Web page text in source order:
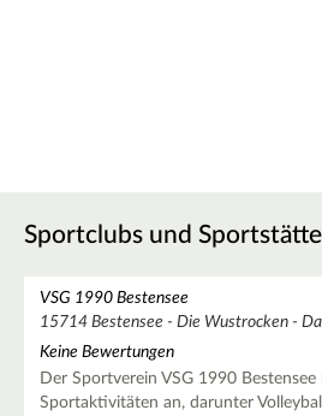
Sportclubs und
VSG 1990 Bestensee
15714 Bestensee - Die Wustrocken -
Keine Bewertungen
Der Sportverein VSG 1990
Sportaktivitäten an, darunter